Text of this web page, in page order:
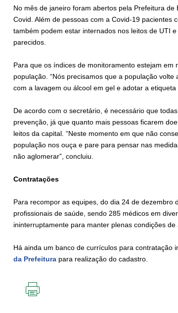
No mês de janeiro foram abertos pela Prefeitura
Covid. Além de pessoas com a Covid-19 pacientes
também podem estar internados nos leitos de UTI
parecidos.
Para que os índices de monitoramento estejam
população. “Nós precisamos que a população
com a lavagem ou álcool em gel e adotar a etiqueta
De acordo com o secretário, é necessário que
prevenção, já que quanto mais pessoas ficarem
leitos da capital. “Neste momento em que não
população nos ouça e pare para pensar nas
não aglomerar”, concluiu.
Contratações
Para recompor as equipes, do dia 24 de
profissionais de saúde, sendo 285 médicos em
ininterruptamente para manter plenas condições
Há ainda um banco de currículos para contratação
da Prefeitura para realização do cadastro.